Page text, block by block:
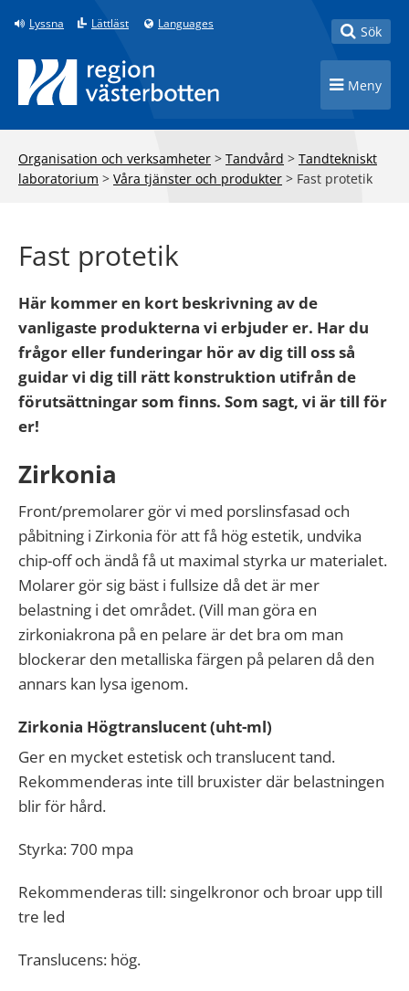
Till innehåll på sidan
Lyssna Lättläst Languages Toggle
Sök
Toggle
Meny
Organisation och verksamheter > Tandvård > Tandtekniskt
laboratorium > Våra tjänster och produkter > Fast protetik
Fast protetik
Här kommer en kort beskrivning av de
vanligaste produkterna vi erbjuder er. Har du
frågor eller funderingar hör av dig till oss så
guidar vi dig till rätt konstruktion utifrån de
förutsättningar som finns. Som sagt, vi är till för
er!
Zirkonia
Front/premolarer gör vi med porslinsfasad och
påbitning i Zirkonia för att få hög estetik, undvika
chip-off och ändå få ut maximal styrka ur materialet.
Molarer gör sig bäst i fullsize då det är mer
belastning i det området. (Vill man göra en
zirkoniakrona på en pelare är det bra om man
blockerar den metalliska färgen på pelaren då den
annars kan lysa igenom.
Zirkonia Högtranslucent (uht-ml)
Ger en mycket estetisk och translucent tand.
Rekommenderas inte till bruxister där belastningen
blir för hård.
Styrka: 700 mpa
Rekommenderas till: singelkronor och broar upp till
tre led
Translucens: hög.